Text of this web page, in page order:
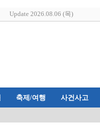
Update 2026.08.06 (목)
축제/여행 사건사고